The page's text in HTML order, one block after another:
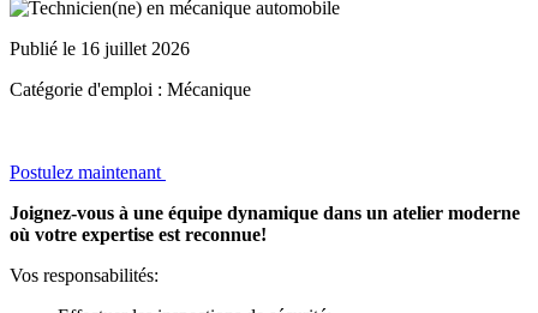
Publié le 16 juillet 2026
Catégorie d'emploi : Mécanique
Postulez maintenant
Joignez-vous à une équipe dynamique dans un atelier moderne
où votre expertise est reconnue!
Vos responsabilités: